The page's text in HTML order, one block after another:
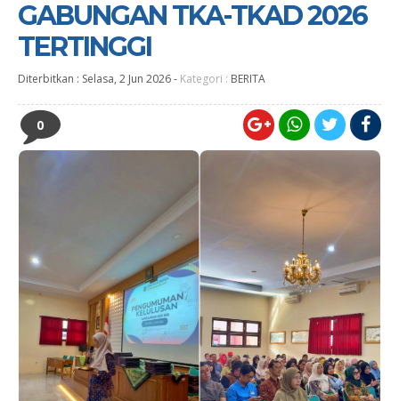
GABUNGAN TKA-TKAD 2026
TERTINGGI
Diterbitkan : Selasa, 2 Jun 2026- Kategori : BERITA
0